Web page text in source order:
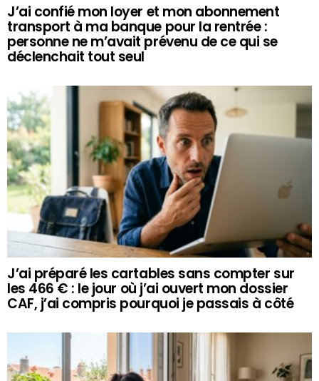
J’ai confié mon loyer et mon abonnement
transport à ma banque pour la rentrée :
personne ne m’avait prévenu de ce qui se
déclenchait tout seul
J’ai préparé les cartables sans compter sur
les 466 € : le jour où j’ai ouvert mon dossier
CAF, j’ai compris pourquoi je passais à côté